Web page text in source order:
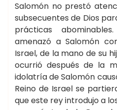
Salomón no prestó
subsecuentes de Dios
prácticas
amenazó a Salomón
Israel, de la mano de su
ocurrió después de la
idolatría de Salomón
Reino de Israel se
que este rey introdujo a